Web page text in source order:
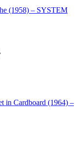
(1958) – SYSTEM
in Cardboard (1964) –